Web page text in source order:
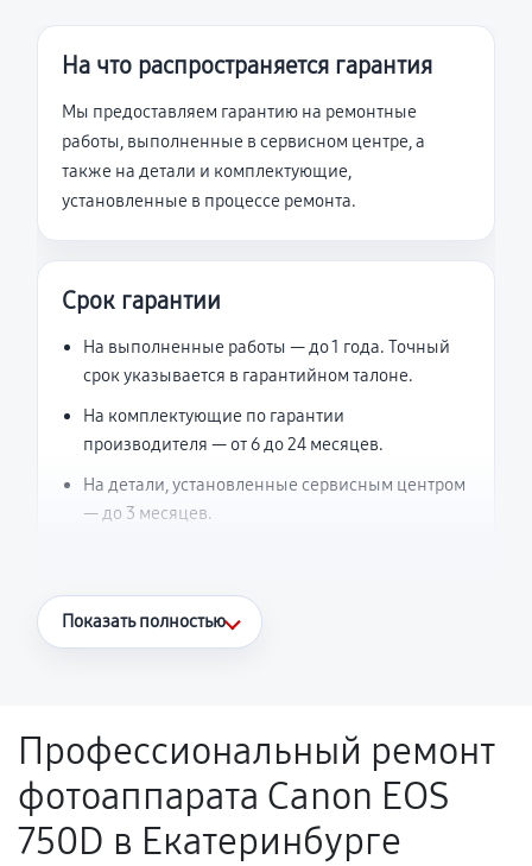
На что распространяется гарантия
Мы предоставляем гарантию на ремонтные
работы, выполненные в сервисном центре, а
также на детали и комплектующие,
установленные в процессе ремонта.
Срок гарантии
На выполненные работы — до 1 года. Точный
срок указывается в гарантийном талоне.
На комплектующие по гарантии
производителя — от 6 до 24 месяцев.
На детали, установленные сервисным центром
— до 3 месяцев.
Что считается гарантийным случаем
Поломка установленной детали при
нормальной эксплуатации в течение
гарантийного срока.
Несоответствие комплектующей заявленным
Показать полностью
Профессиональный ремонт
фотоаппарата Canon EOS
750D в Екатеринбурге